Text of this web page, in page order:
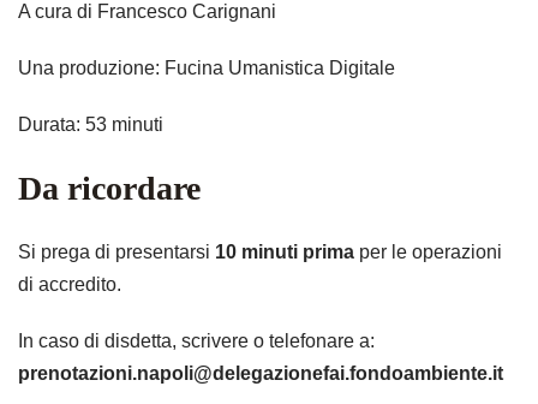
A cura di Francesco Carignani
Una produzione: Fucina Umanistica Digitale
Durata: 53 minuti
Da ricordare
Si prega di presentarsi 10 minuti prima per le operazioni
di accredito.
In caso di disdetta, scrivere o telefonare a:
prenotazioni.napoli@delegazionefai.fondoambiente.it